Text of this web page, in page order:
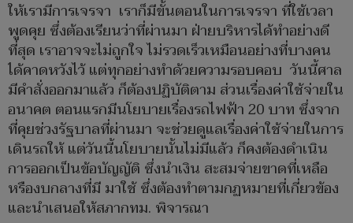
ให้เรามีการเจรจา เราก็มีขั้นตอนในการเจรจา ที่ใช้เวลา
พูดคุย ซึ่งต้องเรียนว่าที่ผ่านมา ฝ่ายบริหารได้ทำอย่างดี
ที่สุด เราอาจจะไม่ถูกใจ ไม่รวดเร็วเหมือนอย่างที่บางคน
ได้คาดหวังไว้ แต่ทุกอย่างทำด้วยความรอบคอบ วันนี้ศาล
มีคำสั่งออกมาแล้ว ก็ต้องปฏิบัติตาม ส่วนเรื่องค่าใช้จ่ายใน
อนาคต ตอนแรกมีนโยบายเรื่องรถไฟฟ้า 20 บาท ซึ่งจาก
ที่คุยช่วงรัฐบาลที่ผ่านมา จะช่วยดูแลเรื่องค่าใช้จ่ายในการ
เดินรถให้ แต่วันนี้นโยบายนั้นไม่มีแล้ว ก็คงต้องดำเนิน
การออกเป็นข้อบัญญัติ ซึ่งนำเงิน สะสมจ่ายขาดที่เหลือ
หรืองบกลางที่มี มาใช้ ซึ่งต้องทำตามกฏหมายที่เกี่ยวข้อง
และนำเสนอให้สภากทม. พิจารณา